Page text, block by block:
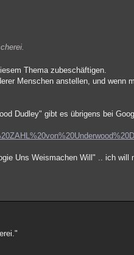
Thema zubeschäftigen.
Menschen anstellen, und wenn
Dudley" gibt es übrigens bei
Uns Weismachen Will" .. ich